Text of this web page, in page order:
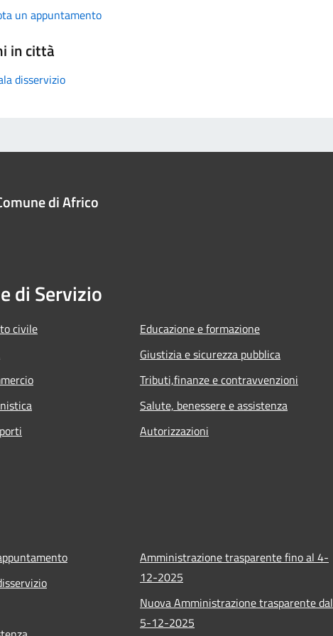
un appuntamento
in città
disservizio
di Africo
di Servizio
civile
Educazione e formazione
Giustizia e sicurezza pubblica
Tributi,finanze e contravvenzioni
Salute, benessere e assistenza
Autorizzazioni
Amministrazione trasparente fino al 4-
12-2025
Nuova Amministrazione trasparente dal
5-12-2025